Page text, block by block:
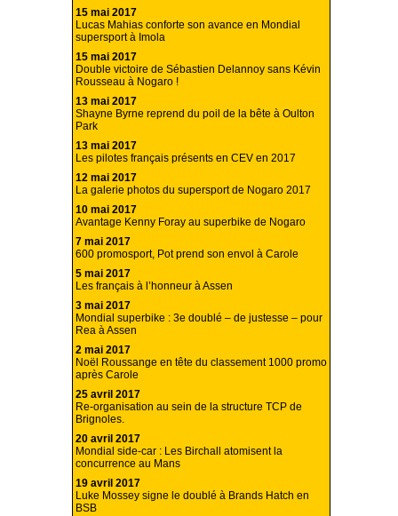
15 mai 2017
Lucas Mahias conforte son avance en Mondial
supersport à Imola
15 mai 2017
Double victoire de Sébastien Delannoy sans Kévin
Rousseau à Nogaro !
13 mai 2017
Shayne Byrne reprend du poil de la bête à Oulton
Park
13 mai 2017
Les pilotes français présents en CEV en 2017
12 mai 2017
La galerie photos du supersport de Nogaro 2017
10 mai 2017
Avantage Kenny Foray au superbike de Nogaro
7 mai 2017
600 promosport, Pot prend son envol à Carole
5 mai 2017
Les français à l’honneur à Assen
3 mai 2017
Mondial superbike : 3e doublé – de justesse – pour
Rea à Assen
2 mai 2017
Noël Roussange en tête du classement 1000 promo
après Carole
25 avril 2017
Re-organisation au sein de la structure TCP de
Brignoles.
20 avril 2017
Mondial side-car : Les Birchall atomisent la
concurrence au Mans
19 avril 2017
Luke Mossey signe le doublé à Brands Hatch en
BSB